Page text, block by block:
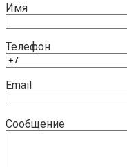
Имя
Телефон
Email
Сообщение